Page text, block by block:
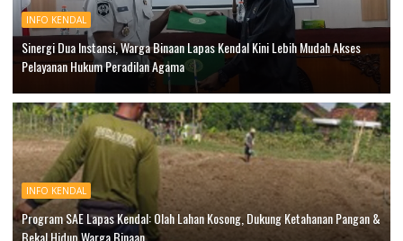
INFO KENDAL
Sinergi Dua Instansi, Warga Binaan Lapas Kendal Kini Lebih Mudah Akses
Pelayanan Hukum Peradilan Agama
INFO KENDAL
Program SAE Lapas Kendal: Olah Lahan Kosong, Dukung Ketahanan Pangan &
Bekal Hidup Warga Binaan